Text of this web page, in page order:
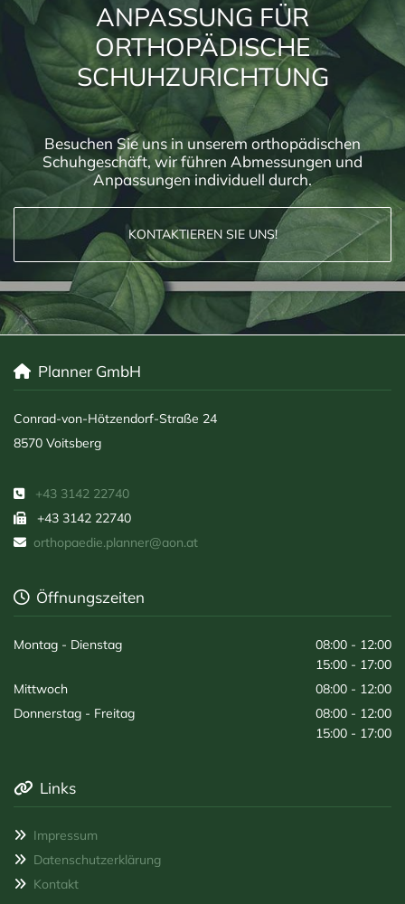
ANPASSUNG FÜR
ORTHOPÄDISCHE
SCHUHZURICHTUNG
Besuchen Sie uns in unserem orthopädischen
Schuhgeschäft, wir führen Abmessungen und
Anpassungen individuell durch.
KONTAKTIEREN SIE UNS!
 Planner GmbH
Conrad-von-Hötzendorf-Straße 24
8570 Voitsberg
 +43 3142 22740
 +43 3142 22740
 orthopaedie.planner@aon.at
Öffnungszeiten
Montag - Dienstag
08:00 - 12:00
15:00 - 17:00
Mittwoch
08:00 - 12:00
Donnerstag - Freitag
08:00 - 12:00
15:00 - 17:00
 Links
 Impressum
 Datenschutzerklärung
 Kontakt